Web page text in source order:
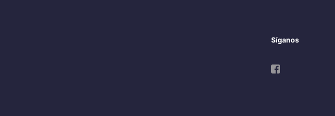
Síganos